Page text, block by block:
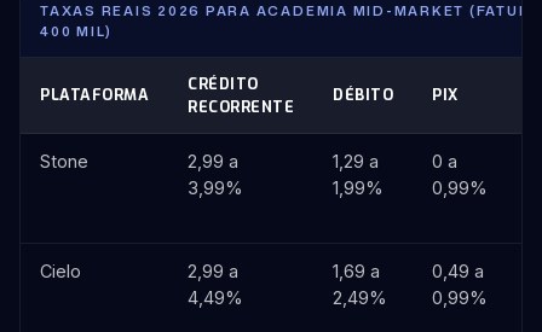
TAXAS REAIS 2026 PARA ACADEMIA MID-MARKET
400 MIL)
PLATAFORMA
CRÉDITO
RECORRENTE
DÉBITO PIX
Stone
2,99 a
3,99%
1,29 a
1,99%
0 a
0,99%
Cielo
2,99 a
4,49%
1,69 a
2,49%
0,49 a
0,99%